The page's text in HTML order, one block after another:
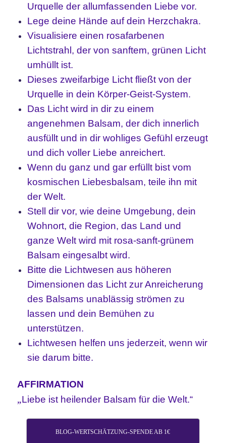
Urquelle der allumfassenden Liebe vor.
Lege deine Hände auf dein Herzchakra.
Visualisiere einen rosafarbenen
Lichtstrahl, der von sanftem, grünen Licht
umhüllt ist.
Dieses zweifarbige Licht fließt von der
Urquelle in dein Körper-Geist-System.
Das Licht wird in dir zu einem
angenehmen Balsam, der dich innerlich
ausfüllt und in dir wohliges Gefühl erzeugt
und dich voller Liebe anreichert.
Wenn du ganz und gar erfüllt bist vom
kosmischen Liebesbalsam, teile ihn mit
der Welt.
Stell dir vor, wie deine Umgebung, dein
Wohnort, die Region, das Land und
ganze Welt wird mit rosa-sanft-grünem
Balsam eingesalbt wird.
Bitte die Lichtwesen aus höheren
Dimensionen das Licht zur Anreicherung
des Balsams unablässig strömen zu
lassen und dein Bemühen zu
unterstützen.
Lichtwesen helfen uns jederzeit, wenn wir
sie darum bitte.
AFFIRMATION
„Liebe ist heilender Balsam für die Welt.“
BLOG-WERTSCHÄTZUNG-SPENDE AB 1€